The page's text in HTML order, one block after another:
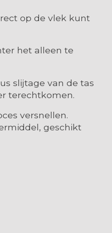
op de vlek kunt
het alleen te
slijtage van de tas
terechtkomen.
versnellen.
geschikt